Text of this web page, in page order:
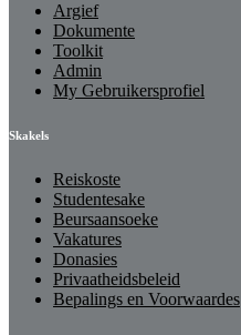
Argief
Dokumente
Toolkit
Admin
My Gebruikersprofiel
Skakels
Reiskoste
Studentesake
Beursaansoeke
Vakatures
Donasies
Privaatheidsbeleid
Bepalings en Voorwaardes